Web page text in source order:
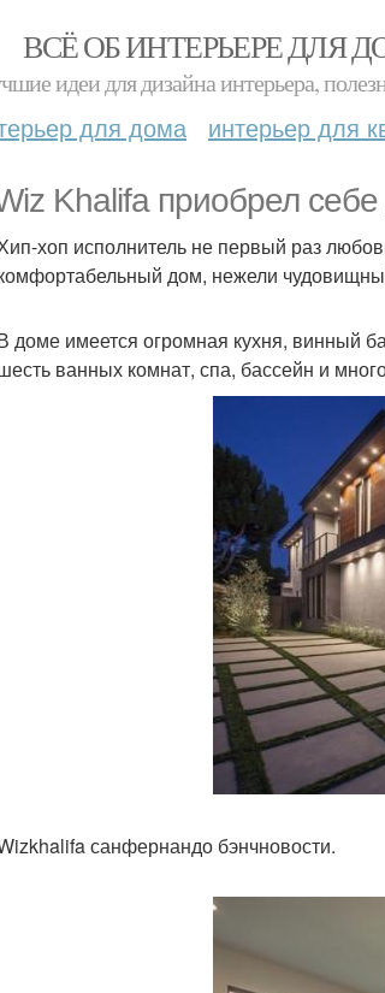
ВСЁ ОБ ИНТЕРЬЕРЕ ДЛЯ
идеи для дизайна интерьера,
для дома интерьер для
Khalifa приобрел
хоп исполнитель не первый раз
дом, нежели
доме имеется огромная кухня, винный
ванных комнат, спа, бассейн и
санфернандо бэнчновости.